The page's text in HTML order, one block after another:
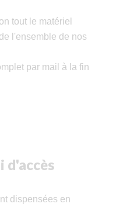
tout le matériel
l'ensemble de nos
par mail à la fin
d'accès
dispensées en